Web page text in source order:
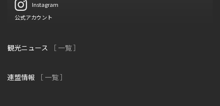
Instagram
公式アカウント
観光ニュース ［ 一覧 ］
連盟情報 ［ 一覧 ］